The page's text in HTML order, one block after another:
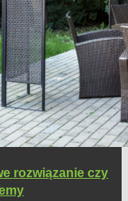
rozwiązanie czy